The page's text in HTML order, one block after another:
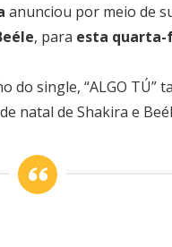
anunciou por meio de
, para esta quarta-
do single, “ALGO TÚ”
natal de Shakira e